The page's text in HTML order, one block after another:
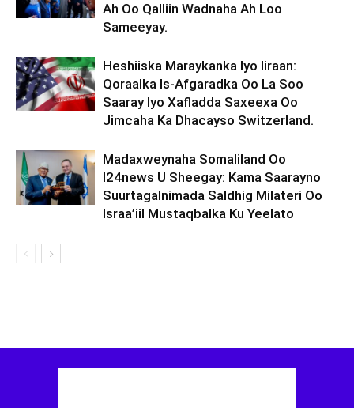
Ah Oo Qalliin Wadnaha Ah Loo
Sameeyay.
Heshiiska Maraykanka Iyo Iiraan:
Qoraalka Is-Afgaradka Oo La Soo
Saaray Iyo Xafladda Saxeexa Oo
Jimcaha Ka Dhacayso Switzerland.
Madaxweynaha Somaliland Oo
I24news U Sheegay: Kama Saarayno
Suurtagalnimada Saldhig Milateri Oo
Israa’iil Mustaqbalka Ku Yeelato